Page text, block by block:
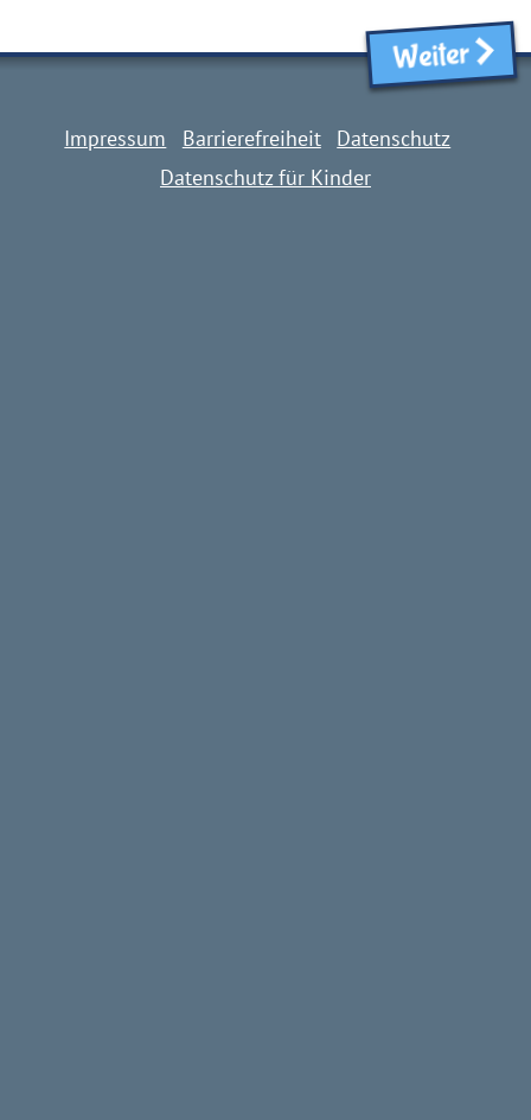
Weiter
Impressum Barrierefreiheit
Datenschutz
Datenschutz für Kinder